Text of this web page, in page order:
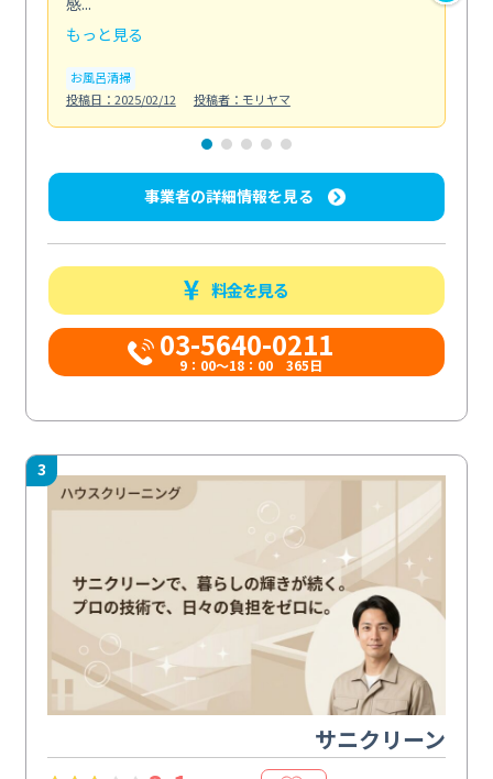
もっと見る
お風呂清掃
投稿日：2025/02/12
投稿者：モリヤマ
事業者の詳細情報を見る
料金を見る
03-5640-0211
9：00～18：00 365日
3
サニクリーン